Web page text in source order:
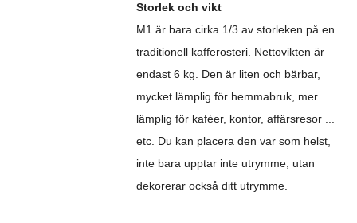
Storlek och vikt
M1 är bara cirka 1/3 av storleken på en
traditionell kafferosteri. Nettovikten är
endast 6 kg. Den är liten och bärbar,
mycket lämplig för hemmabruk, mer
lämplig för kaféer, kontor, affärsresor ...
etc. Du kan placera den var som helst,
inte bara upptar inte utrymme, utan
dekorerar också ditt utrymme.